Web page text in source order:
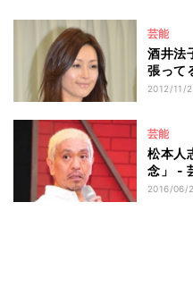
芸能
酒井法
張って
2012/11/
芸能
松本人
念」 -
2016/06/